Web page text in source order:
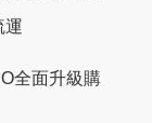
運
全面升級購